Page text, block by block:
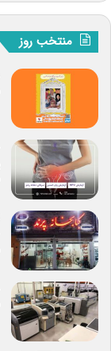
منتخب روز